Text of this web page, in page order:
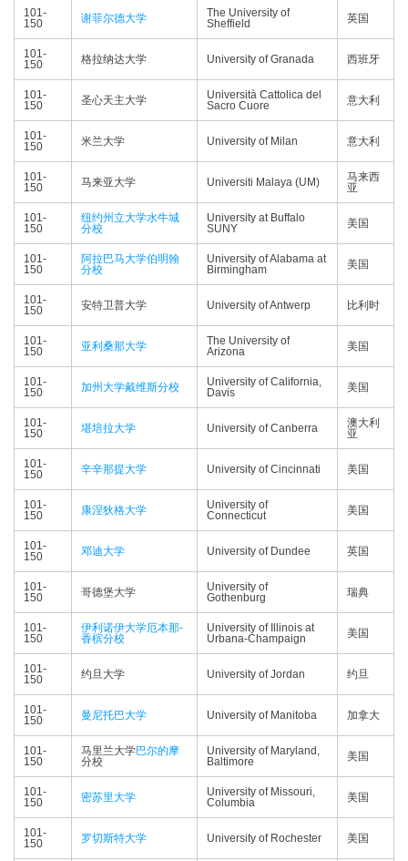
101-
150
谢菲尔德大学
The University of
Sheffield
英国
101-
150
格拉纳达大学 University of Granada 西班牙
101-
150
圣心天主大学
Università Cattolica del
Sacro Cuore
意大利
101-
150
米兰大学 University of Milan 意大利
101-
150
马来亚大学 Universiti Malaya (UM)
马来西
亚
101-
150
纽约州立大学水牛城
分校
University at Buffalo
SUNY
美国
101-
150
阿拉巴马大学伯明翰
分校
University of Alabama at
Birmingham
美国
101-
150
安特卫普大学 University of Antwerp 比利时
101-
150
亚利桑那大学
The University of
Arizona
美国
101-
150
加州大学戴维斯分校
University of California,
Davis
美国
101-
150
堪培拉大学 University of Canberra
澳大利
亚
101-
150
辛辛那提大学 University of Cincinnati 美国
101-
150
康涅狄格大学
University of
Connecticut
美国
101-
150
邓迪大学 University of Dundee 英国
101-
150
哥德堡大学
University of
Gothenburg
瑞典
101-
150
伊利诺伊大学厄本那-
香槟分校
University of Illinois at
Urbana-Champaign
美国
101-
150
约旦大学 University of Jordan 约旦
101-
150
曼尼托巴大学 University of Manitoba 加拿大
101-
150
马里兰大学巴尔的摩
分校
University of Maryland,
Baltimore
美国
101-
150
密苏里大学
University of Missouri,
Columbia
美国
101-
150
罗切斯特大学 University of Rochester 美国